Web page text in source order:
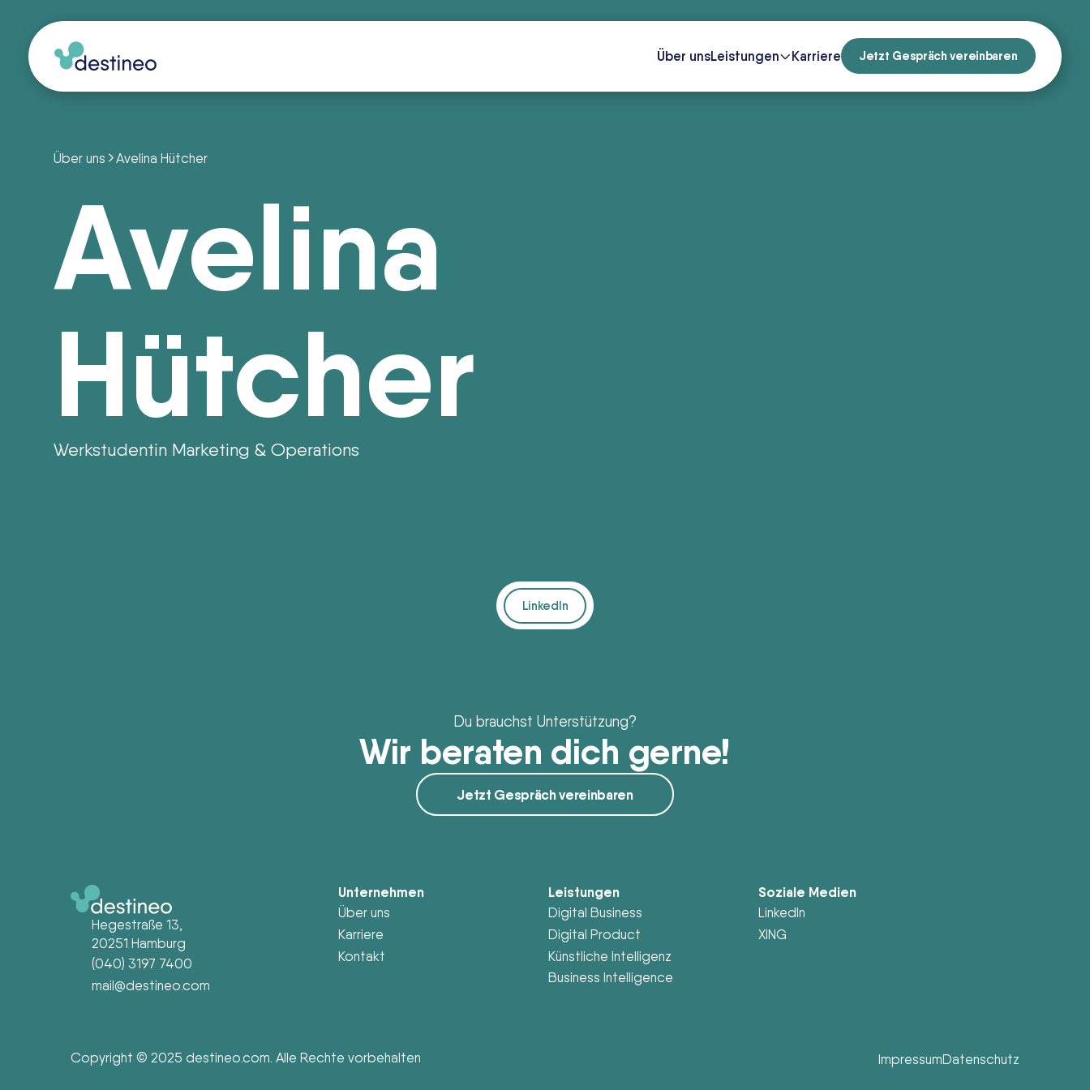
Über unsLeistungen Karriere Jetzt Gespräch vereinbaren
Über uns Avelina Hütcher
Avelina
Hütcher
Werkstudentin Marketing & Operations
LinkedIn
Du brauchst Unterstützung?
Wir beraten dich gerne!
Jetzt Gespräch vereinbaren
Hegestraße 13,
20251 Hamburg
(040) 3197 7400
mail@destineo.com
Unternehmen
Über uns
Karriere
Kontakt
Leistungen
Digital Business
Digital Product
Künstliche Intelligenz
Business Intelligence
Soziale Medien
LinkedIn
XING
Copyright © 2025 destineo.com. Alle Rechte vorbehalten ImpressumDatenschutz